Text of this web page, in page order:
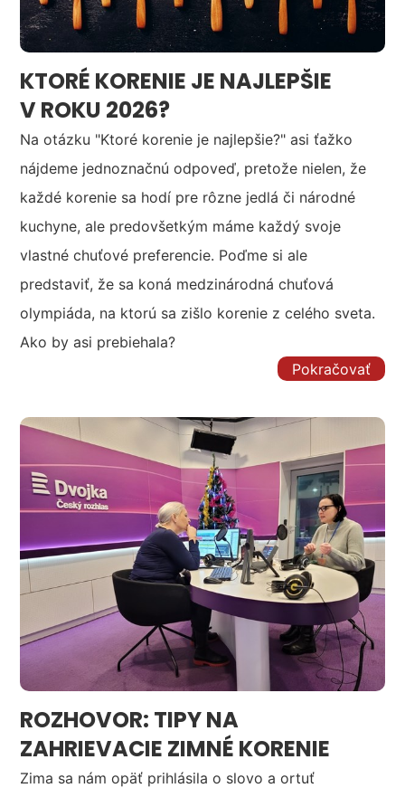
KTORÉ KORENIE JE NAJLEPŠIE
V ROKU 2026?
Na otázku "Ktoré korenie je najlepšie?" asi ťažko
nájdeme jednoznačnú odpoveď, pretože nielen, že
každé korenie sa hodí pre rôzne jedlá či národné
kuchyne, ale predovšetkým máme každý svoje
vlastné chuťové preferencie. Poďme si ale
predstaviť, že sa koná medzinárodná chuťová
olympiáda, na ktorú sa zišlo korenie z celého sveta.
Ako by asi prebiehala?
Pokračovať
ROZHOVOR: TIPY NA
ZAHRIEVACIE ZIMNÉ KORENIE
Zima sa nám opäť prihlásila o slovo a ortuť